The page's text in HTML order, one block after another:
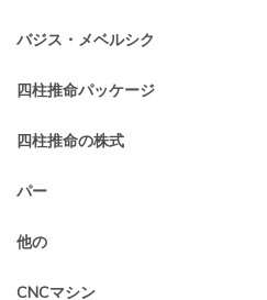
バジス・メベルシク
四柱推命パッケージ
四柱推命の株式
パー
他の
CNCマシン